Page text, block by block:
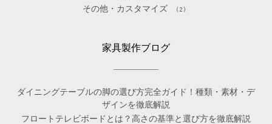
その他・カスタマイズ (2)
家具製作ブログ
ダイニングテーブルの脚の選び方完全ガイド！種類・素材・デ
ザインを徹底解説
フロートテレビボードとは？高さの基準と選び方を徹底解説